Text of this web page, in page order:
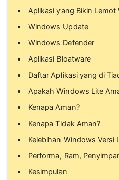
Aplikasi yang Bikin Lemot
Windows Update
Windows Defender
Aplikasi Bloatware
Daftar Aplikasi yang di
Apakah Windows Lite
Kenapa Aman?
Kenapa Tidak Aman?
Kelebihan Windows Versi
Performa, Ram,
Kesimpulan